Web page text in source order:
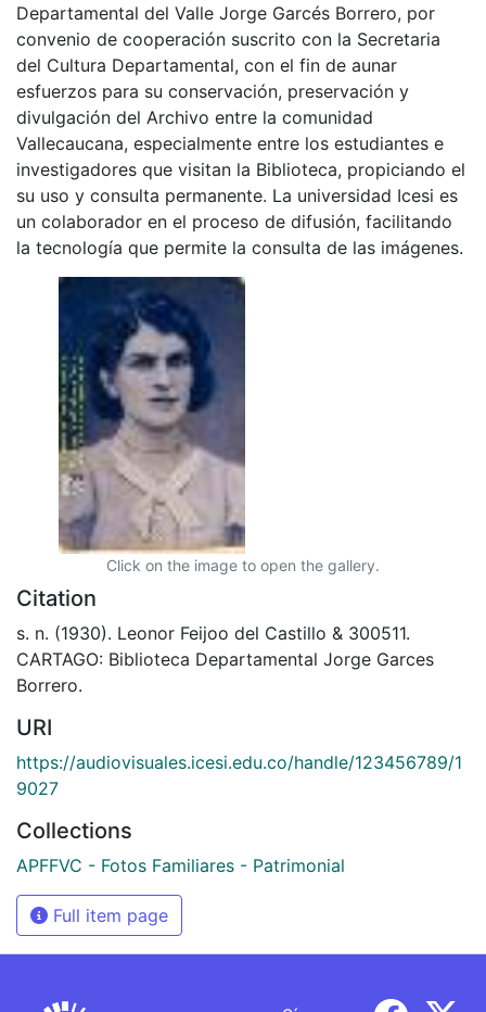
Departamental del Valle Jorge Garcés Borrero, por
convenio de cooperación suscrito con la Secretaria
del Cultura Departamental, con el fin de aunar
esfuerzos para su conservación, preservación y
divulgación del Archivo entre la comunidad
Vallecaucana, especialmente entre los estudiantes e
investigadores que visitan la Biblioteca, propiciando el
su uso y consulta permanente. La universidad Icesi es
un colaborador en el proceso de difusión, facilitando
la tecnología que permite la consulta de las imágenes.
Click on the image to open the gallery.
Citation
s. n. (1930). Leonor Feijoo del Castillo & 300511.
CARTAGO: Biblioteca Departamental Jorge Garces
Borrero.
URI
https://audiovisuales.icesi.edu.co/handle/123456789/1
9027
Collections
APFFVC - Fotos Familiares - Patrimonial
Full item page